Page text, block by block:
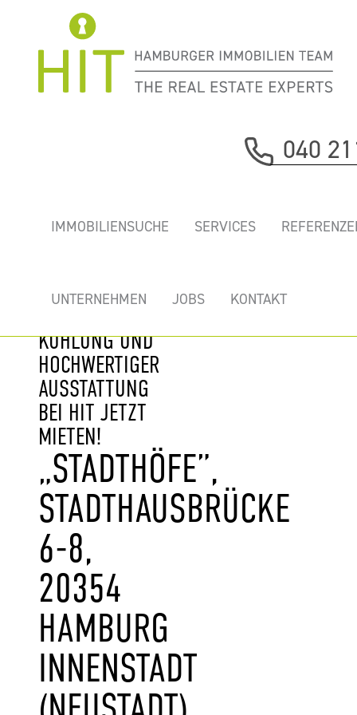
040
IMMOBILIENSUCHE SERVICES
UNTERNEHMEN JOBS KONTAKT
„STADTHÖFE” -
HAMBURGER
KÜHLUNG UND
HOCHWERTIGER
AUSSTATTUNG
BEI HIT JETZT
MIETEN!
„STADTHÖFE”,
STADTHAUSBRÜCKE
6-8,
20354
HAMBURG
INNENSTADT